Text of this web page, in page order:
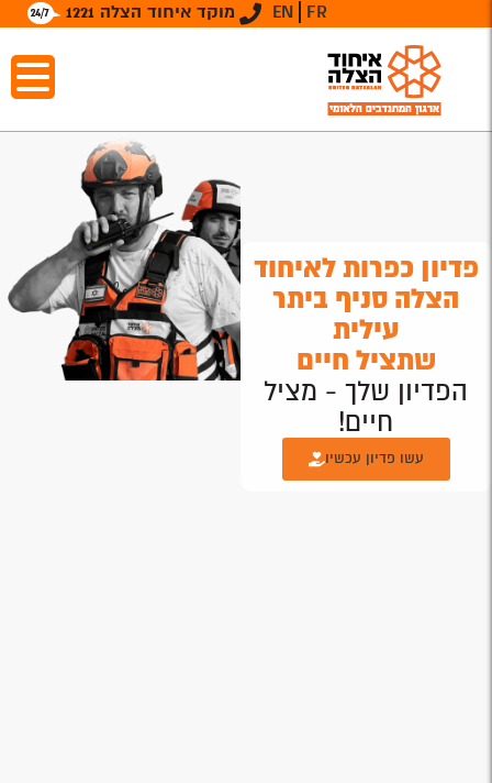
מוקד איחוד הצלה 1221 EN FR
פדיון כפרות לאיחוד
הצלה סניף ביתר
עילית
שתציל חיים
הפדיון שלך - מציל
חיים!
עשו פדיון עכשיו